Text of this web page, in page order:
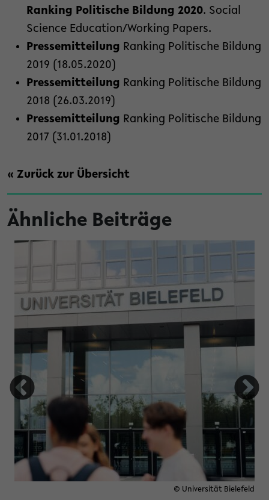
Ranking Politische Bildung 2020. Social
Science Education/Working Papers.
Pressemitteilung Ranking Politische Bildung
2019 (18.05.2020)
Pressemitteilung Ranking Politische Bildung
2018 (26.03.2019)
Pressemitteilung Ranking Politische Bildung
2017 (31.01.2018)
« Zurück zur Übersicht
Ähnliche Beiträge
Studienfonds OWL
© Universität Bielefeld